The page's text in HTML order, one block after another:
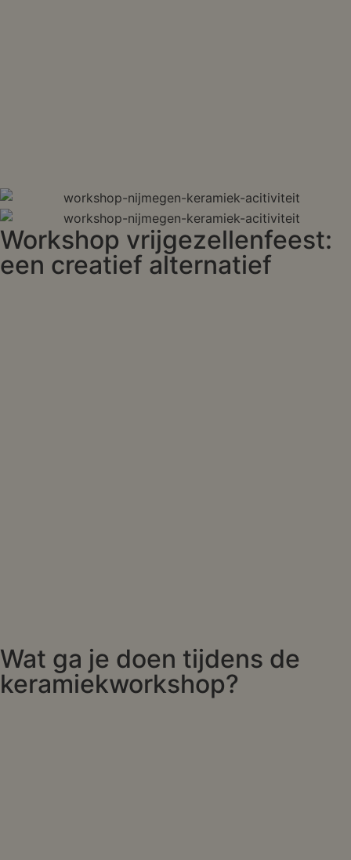
Workshop vrijgezellenfeest:
een creatief alternatief
Wat ga je doen tijdens de
keramiekworkshop?